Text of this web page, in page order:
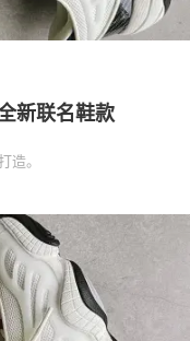
新联名鞋款
造。